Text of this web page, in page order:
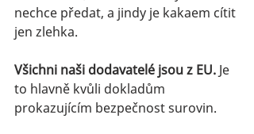
nechce předat, a jindy je kakaem cítit
jen zlehka.
Všichni naši dodavatelé jsou z EU. Je
to hlavně kvůli dokladům
prokazujícím bezpečnost surovin.